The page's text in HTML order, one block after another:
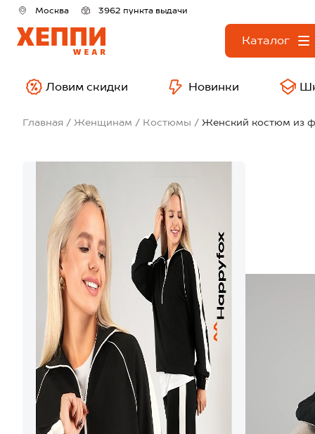
Москва 3962 пункта выдачи
Каталог
Ловим скидки Новинки
Главная Женщинам Костюмы Женский костюм из